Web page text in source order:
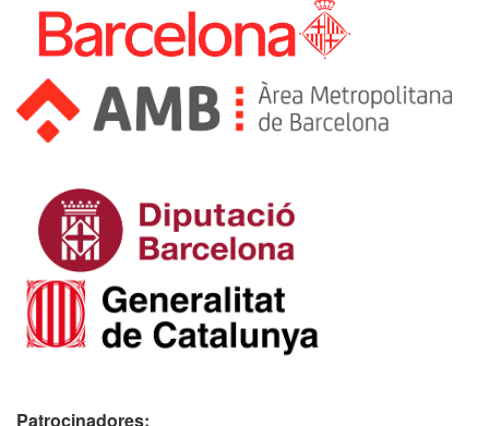
Patrocinadores: